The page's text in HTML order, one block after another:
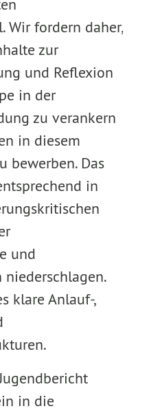
Wir fordern daher,
zur
und Reflexion
in der
zu verankern
in diesem
bewerben. Das
in
und
klare Anlauf-,
in die